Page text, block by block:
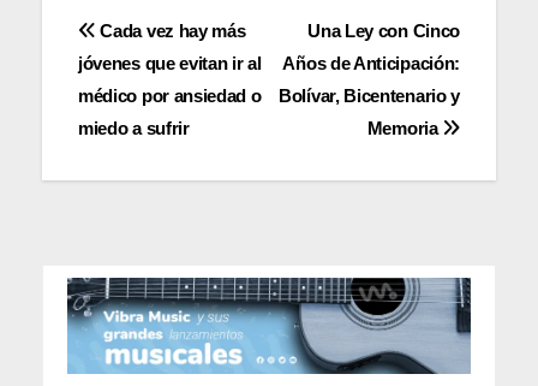
Navegación
de
entradas
Una Ley con Cinco
Años de Anticipación:
Bolívar, Bicentenario y
Memoria
Cada vez hay más
jóvenes que evitan ir al
médico por ansiedad o
miedo a sufrir